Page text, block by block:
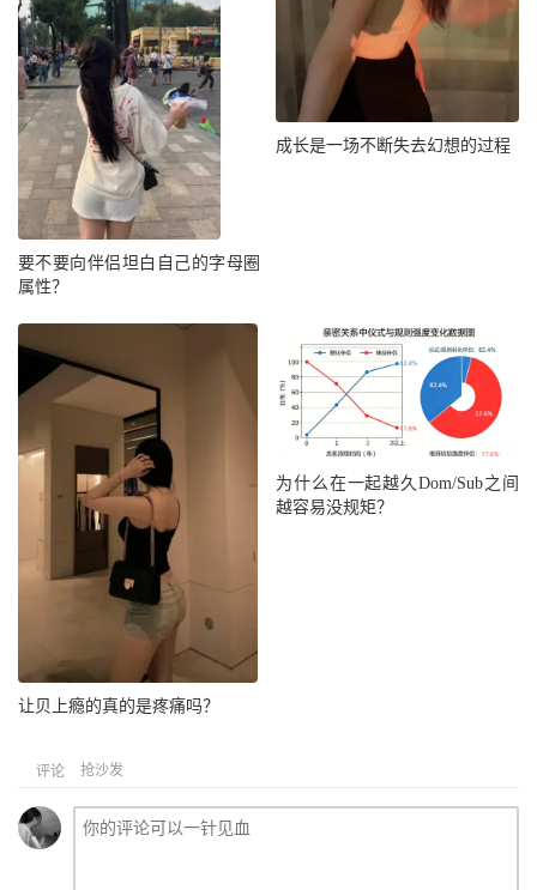
要不要向伴侣坦白自己的字母圈
属性？
成长是一场不断失去幻想的过程
让贝上瘾的真的是疼痛吗？
为什么在一起越久Dom/Sub之间
越容易没规矩？
评论 抢沙发